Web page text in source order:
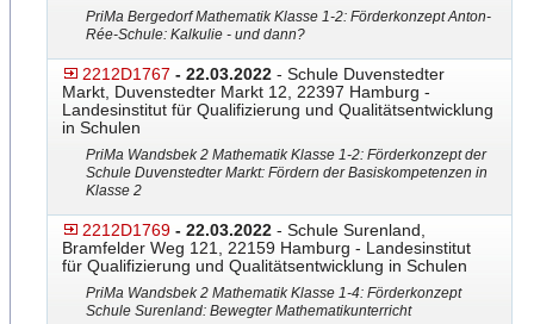
PriMa Bergedorf Mathematik Klasse 1-2: Förderkonzept Anton-
Rée-Schule: Kalkulie ​ - und dann?
2212D1767 - 22.03.2022 - Schule Duvenstedter
Markt, Duvenstedter Markt 12, 22397 Hamburg -
Landesinstitut für Qualifizierung und Qualitätsentwicklung
in Schulen
PriMa Wandsbek 2 Mathematik Klasse 1-2: Förderkonzept der
Schule Duvenstedter Markt: Fördern der Basiskompetenzen in
Klasse 2
2212D1769 - 22.03.2022 - Schule Surenland,
Bramfelder Weg 121, 22159 Hamburg - Landesinstitut
für Qualifizierung und Qualitätsentwicklung in Schulen
PriMa Wandsbek 2 Mathematik Klasse 1-4: Förderkonzept
Schule Surenland: Bewegter Mathematikunterricht